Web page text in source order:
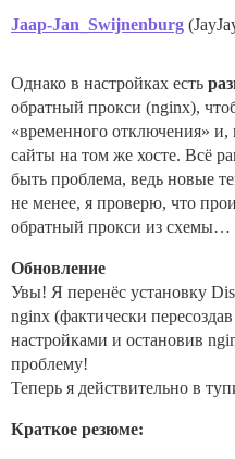
Jaap-Jan_Swijnenburg
Однако в настройках есть
обратный прокси (nginx),
«временного отключения» и,
сайты на том же хосте. Всё
быть проблема, ведь новые
не менее, я проверю, что
обратный прокси из схемы…
Обновление
Увы! Я перенёс установку
nginx (фактически пересоздав
настройками и остановив
проблему!
Теперь я действительно в
Краткое резюме: